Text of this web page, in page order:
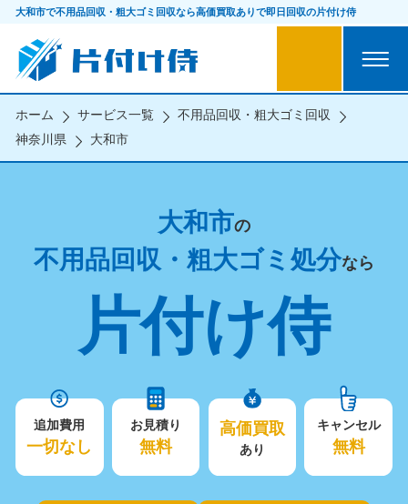
大和市で不用品回収・粗大ゴミ回収なら高価買取ありで即日回収の片付け侍
ホーム サービス一覧
不用品回収・粗大ゴミ回収
神奈川県
大和市
大和市の
不用品回収・粗大ゴミ処分なら
片付け侍
追加費用
一切なし
お見積り
無料
高価買取
あり
キャンセル
無料